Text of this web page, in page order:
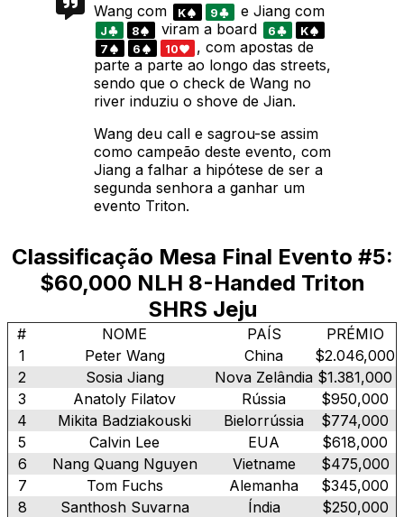
Wang com K 9 e Jiang com
J 8 viram a board 6
K
7
6 10
, com apostas de
parte a parte ao longo das streets,
sendo que o check de Wang no
river induziu o shove de Jian.
Wang deu call e sagrou-se assim
como campeão deste evento, com
Jiang a falhar a hipótese de ser a
segunda senhora a ganhar um
evento Triton.
Classificação Mesa Final Evento #5:
$60,000 NLH 8-Handed Triton
SHRS Jeju
# NOME PAÍS
PRÉMIO
1
Peter Wang China
$2.046,000
2
Sosia Jiang Nova Zelândia $1.381,000
3
Anatoly Filatov Rússia
$950,000
4
Mikita Badziakouski Bielorrússia
$774,000
5
Calvin Lee EUA
$618,000
6
Nang Quang Nguyen Vietname
$475,000
7
Tom Fuchs Alemanha
$345,000
8
Santhosh Suvarna Índia
$250,000